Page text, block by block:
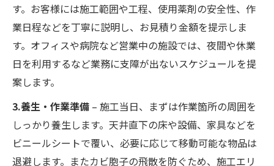
す。お客様には施工範囲や工程、使用薬剤の安全性、作
業日程などを丁寧に説明し、お見積り金額を提示しま
す。オフィスや病院など営業中の施設では、夜間や休業
日を利用するなど業務に支障が出ないスケジュールを提
案します。
3.養生・作業準備 – 施工当日、まずは作業箇所の周囲を
しっかり養生します。天井直下の床や設備、家具などを
ビニールシートで覆い、必要に応じて移動可能な物品は
退避します。またカビ胞子の飛散を防ぐため、施工エリ